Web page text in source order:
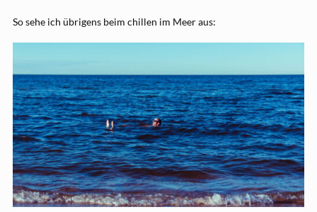
So sehe ich übrigens beim chillen im Meer aus: